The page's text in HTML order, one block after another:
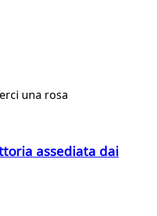
una rosa
assediata dai